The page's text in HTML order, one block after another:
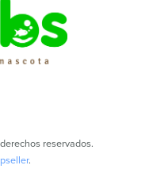
reservados.
.